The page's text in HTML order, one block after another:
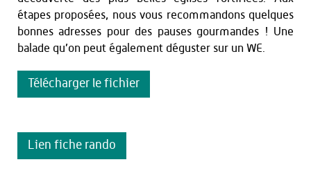
étapes proposées, nous vous recommandons quelques
bonnes adresses pour des pauses gourmandes ! Une
balade qu’on peut également déguster sur un WE.
Télécharger le fichier
Lien fiche rando